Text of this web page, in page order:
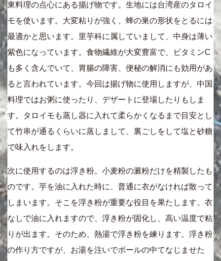
東料理の点心にある揚げ物です。生地には台湾産のタロイ
モを使います。大変粘りが強く、蜂の巣の形状をとるには
最適かと思います。里芋科に属していまして、中身は薄い
紫色になっています。食物繊維が大変豊富で、ビタミンC
も多く含んでいて、胃腸の障害、便秘の解消にも効用があ
ると言われています。今回は揚げ物に使用しますが、中国
料理ではお粥に使ったり、デザートに登場したりもしま
す。タロイモも蒸し器に入れて柔らかくなるまで目安とし
て竹串が通るくらいに蒸しまして、裏ごしをして塩と砂糖
で味入れをします。
次に使用するのは浮き粉。小麦粉の澱粉だけを精製したも
のです。芋を油に入れた時に、普通に衣がなければ散って
しまいます。そこを浮き粉が重要な役目を果たします。衣
なしで油に入れますので、浮き粉が固化し、高い温度で粘
りが出ます。そのため、熱湯で浮き粉を練ります。浮き粉
の作り方ですが、お湯を注いでボールの中てなじませた